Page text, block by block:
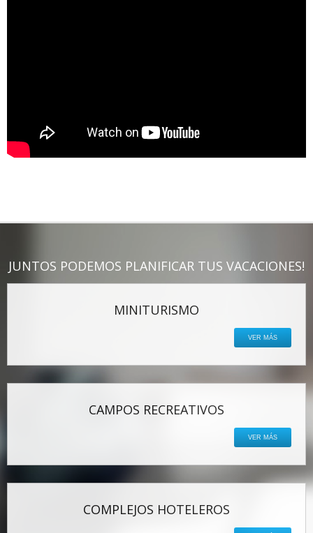
JUNTOS PODEMOS PLANIFICAR TUS VACACIONES!
MINITURISMO
VER MÁS
CAMPOS RECREATIVOS
VER MÁS
COMPLEJOS HOTELEROS